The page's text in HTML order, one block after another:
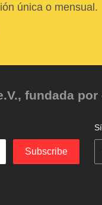
única o mensual.
fundada por
Subscribe